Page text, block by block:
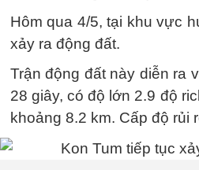
Hôm qua 4/5, tại khu vực
xảy ra động đất.
Trận động đất này diễn ra
28 giây, có độ lớn 2.9 độ
khoảng 8.2 km. Cấp độ rủi